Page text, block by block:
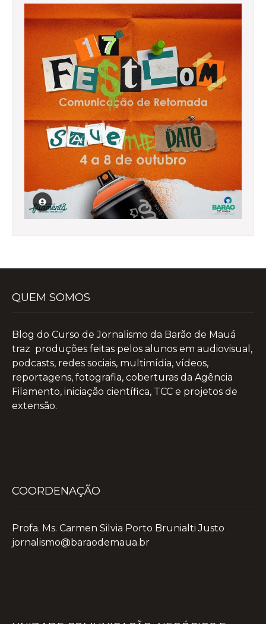
QUEM SOMOS
Blog do Curso de Jornalismo da Barão de Mauá
traz produções feitas pelos alunos em audiovisual,
podcasts, redes sociais, multimídia, vídeos,
reportagens, fotografia, coberturas da Agência
Filamento, iniciação científica, TCC e projetos de
extensão.
COORDENAÇÃO
Profa. Ms. Carmen Silvia Porto Brunialti Justo
jornalismo@baraodemaua.br